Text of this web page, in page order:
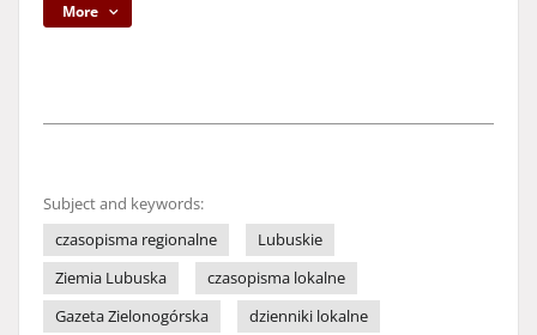
More
Subject and keywords:
czasopisma regionalne
Lubuskie
Ziemia Lubuska
czasopisma lokalne
Gazeta Zielonogórska
dzienniki lokalne